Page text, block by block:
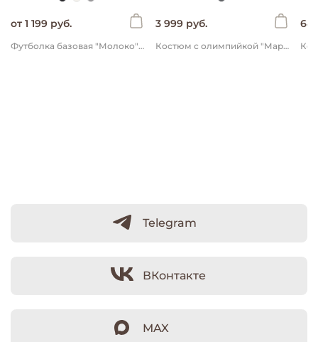
от 1 199 руб.
Футболка базовая "Молоко" с карманом
3 999 руб.
Костюм с олимпийкой "Маренго" облегченный
Telegram
ВКонтакте
MAX